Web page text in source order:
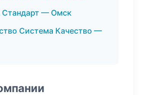
— Омск
Система Качество —